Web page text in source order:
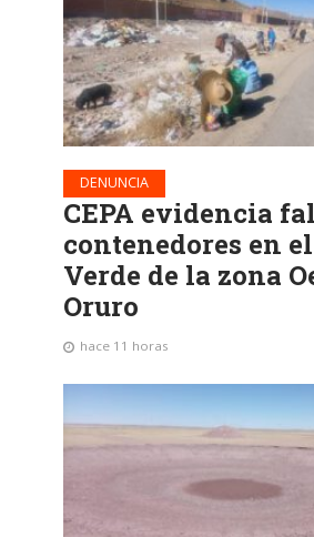
DENUNCIA
CEPA evidencia
contenedores en
Verde de la zona
Oruro
hace 11 horas